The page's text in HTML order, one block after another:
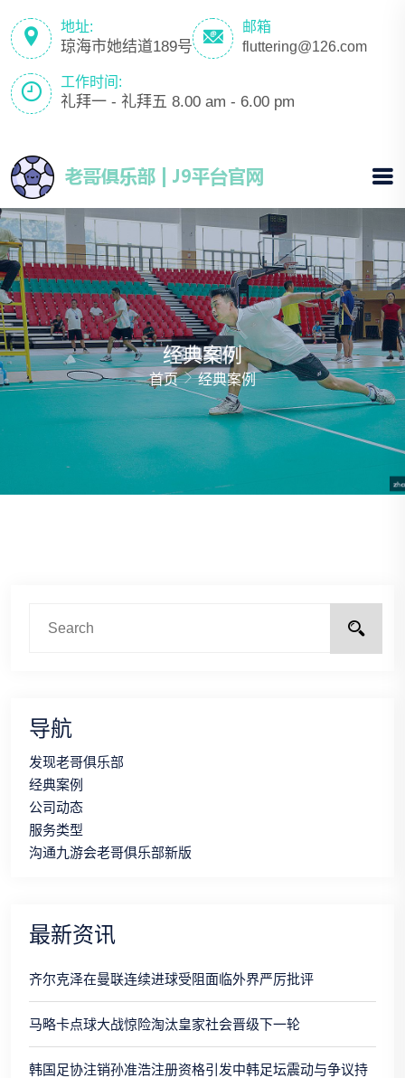
地址:
琼海市她结道189号
邮箱
fluttering@126.com
工作时间:
礼拜一 - 礼拜五 8.00 am - 6.00 pm
经典案例
首页 经典案例
导航
发现老哥俱乐部
经典案例
公司动态
服务类型
沟通九游会老哥俱乐部新版
最新资讯
齐尔克泽在曼联连续进球受阻面临外界严厉批评
马略卡点球大战惊险淘汰皇家社会晋级下一轮
韩国足协注销孙准浩注册资格引发中韩足坛震动与争议持